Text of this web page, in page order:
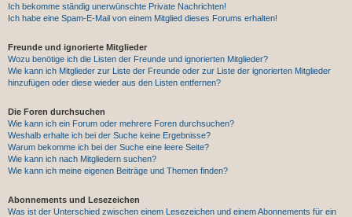
Ich bekomme ständig unerwünschte Private Nachrichten!
Ich habe eine Spam-E-Mail von einem Mitglied dieses Forums erhalten!
Freunde und ignorierte Mitglieder
Wozu benötige ich die Listen der Freunde und ignorierten Mitglieder?
Wie kann ich Mitglieder zur Liste der Freunde oder zur Liste der ignorierten Mitglieder
hinzufügen oder diese wieder aus den Listen entfernen?
Die Foren durchsuchen
Wie kann ich ein Forum oder mehrere Foren durchsuchen?
Weshalb erhalte ich bei der Suche keine Ergebnisse?
Warum bekomme ich bei der Suche eine leere Seite?
Wie kann ich nach Mitgliedern suchen?
Wie kann ich meine eigenen Beiträge und Themen finden?
Abonnements und Lesezeichen
Was ist der Unterschied zwischen einem Lesezeichen und einem Abonnements für ein